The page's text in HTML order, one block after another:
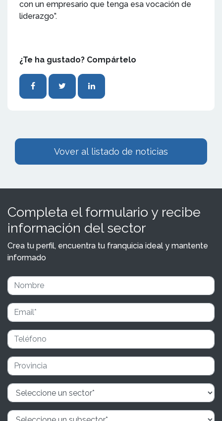
con un empresario que tenga esa vocación de
liderazgo”.
¿Te ha gustado? Compártelo
Vover al listado de noticias
Completa el formulario y recibe
información del sector
Crea tu perfil, encuentra tu franquicia ideal y mantente
informado